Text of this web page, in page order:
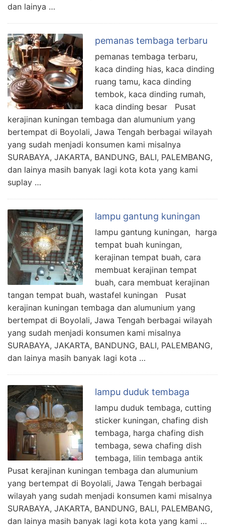
dan lainya …
pemanas tembaga terbaru
pemanas tembaga terbaru,
kaca dinding hias, kaca dinding
ruang tamu, kaca dinding
tembok, kaca dinding rumah,
kaca dinding besar Pusat
kerajinan kuningan tembaga dan alumunium yang
bertempat di Boyolali, Jawa Tengah berbagai wilayah
yang sudah menjadi konsumen kami misalnya
SURABAYA, JAKARTA, BANDUNG, BALI, PALEMBANG,
dan lainya masih banyak lagi kota kota yang kami
suplay …
lampu gantung kuningan
lampu gantung kuningan, harga
tempat buah kuningan,
kerajinan tempat buah, cara
membuat kerajinan tempat
buah, cara membuat kerajinan
tangan tempat buah, wastafel kuningan Pusat
kerajinan kuningan tembaga dan alumunium yang
bertempat di Boyolali, Jawa Tengah berbagai wilayah
yang sudah menjadi konsumen kami misalnya
SURABAYA, JAKARTA, BANDUNG, BALI, PALEMBANG,
dan lainya masih banyak lagi kota …
lampu duduk tembaga
lampu duduk tembaga, cutting
sticker kuningan, chafing dish
tembaga, harga chafing dish
tembaga, sewa chafing dish
tembaga, lilin tembaga antik
Pusat kerajinan kuningan tembaga dan alumunium
yang bertempat di Boyolali, Jawa Tengah berbagai
wilayah yang sudah menjadi konsumen kami misalnya
SURABAYA, JAKARTA, BANDUNG, BALI, PALEMBANG,
dan lainya masih banyak lagi kota kota yang kami …